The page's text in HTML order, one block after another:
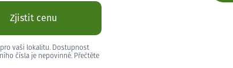
Zjistit cenu
vaši lokalitu. Dostupnost
čísla je nepovinné. Přečtěte